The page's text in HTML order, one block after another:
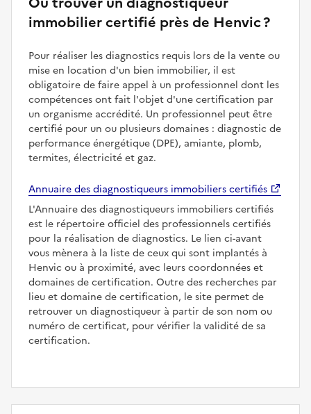
immobilier certifié près de Henvic ?
Pour réaliser les diagnostics requis lors de la vente ou
mise en location d'un bien immobilier, il est
obligatoire de faire appel à un professionnel dont les
compétences ont fait l'objet d'une certification par
un organisme accrédité. Un professionnel peut être
certifié pour un ou plusieurs domaines : diagnostic de
performance énergétique (DPE), amiante, plomb,
termites, électricité et gaz.
Annuaire des diagnostiqueurs immobiliers certifiés
L'Annuaire des diagnostiqueurs immobiliers certifiés
est le répertoire officiel des professionnels certifiés
pour la réalisation de diagnostics. Le lien ci-avant
vous mènera à la liste de ceux qui sont implantés à
Henvic ou à proximité, avec leurs coordonnées et
domaines de certification. Outre des recherches par
lieu et domaine de certification, le site permet de
retrouver un diagnostiqueur à partir de son nom ou
numéro de certificat, pour vérifier la validité de sa
certification.